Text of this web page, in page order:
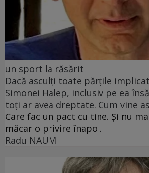
un sport la răsărit
Dacă asculți toate părțile
Simonei Halep, inclusiv pe ea
toți ar avea dreptate. Cum vine
Care fac un pact cu tine. Și nu
măcar o privire înapoi.
Radu NAUM